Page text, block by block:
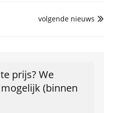

volgende nieuws
prijs? We
(binnen